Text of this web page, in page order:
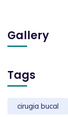
Gallery
Tags
cirugia bucal